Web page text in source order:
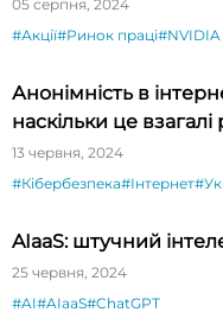
05 серпня, 2024
#Акції#Ринок праці#NVIDIA
Анонімність в
наскільки це
13 червня, 2024
#Кібербезпека#Інтернет
AIaaS: штучний
25 червня, 2024
#AI#AIaaS#ChatGPT